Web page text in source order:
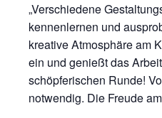
„Verschiedene
kennenlernen und
kreative Atmosphäre am
ein und genießt das
schöpferischen Runde!
notwendig. Die Freude